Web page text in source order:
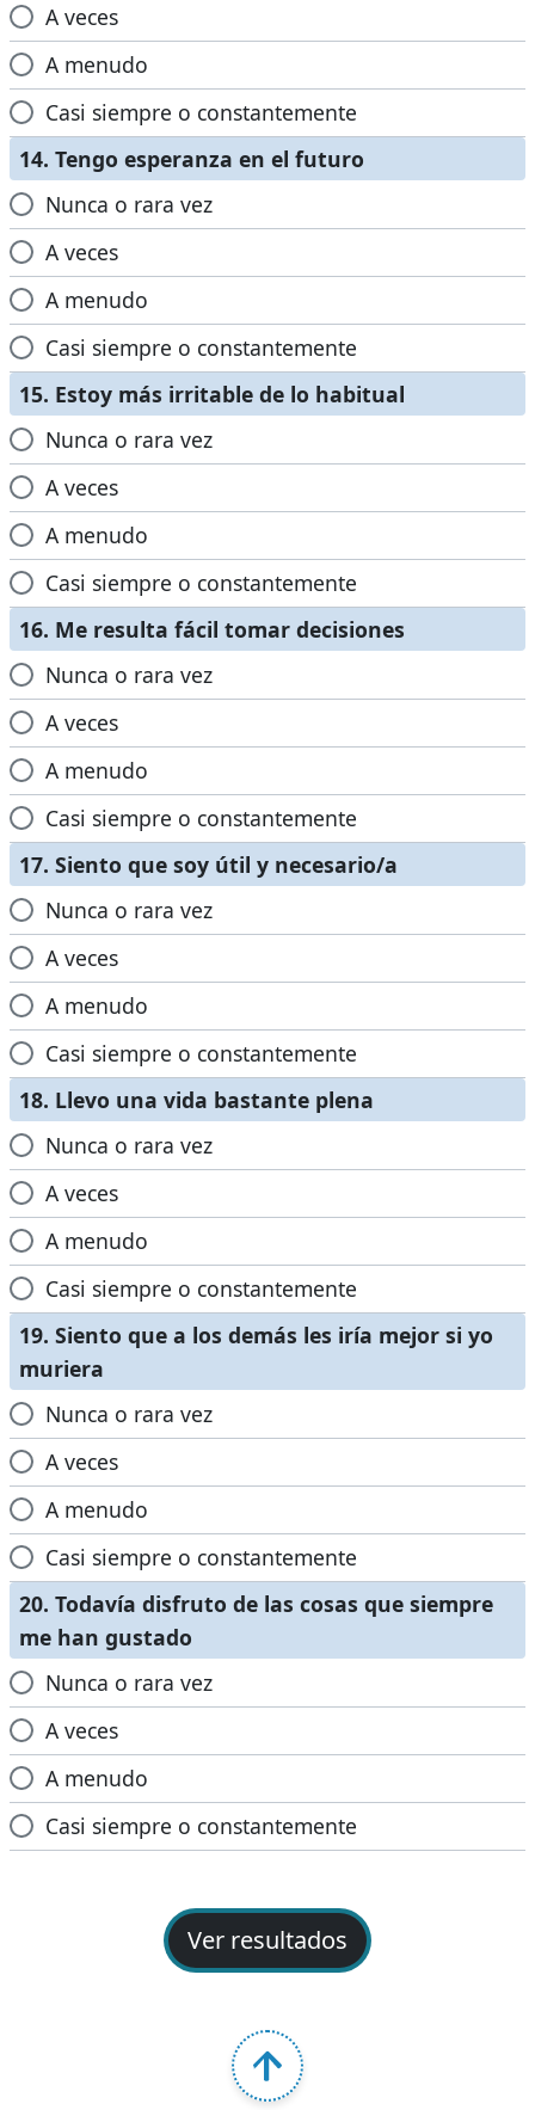
A veces
A menudo
Casi siempre o constantemente
14. Tengo esperanza en el futuro
Nunca o rara vez
A veces
A menudo
Casi siempre o constantemente
15. Estoy más irritable de lo habitual
Nunca o rara vez
A veces
A menudo
Casi siempre o constantemente
16. Me resulta fácil tomar decisiones
Nunca o rara vez
A veces
A menudo
Casi siempre o constantemente
17. Siento que soy útil y necesario/a
Nunca o rara vez
A veces
A menudo
Casi siempre o constantemente
18. Llevo una vida bastante plena
Nunca o rara vez
A veces
A menudo
Casi siempre o constantemente
19. Siento que a los demás les iría mejor si yo
muriera
Nunca o rara vez
A veces
A menudo
Casi siempre o constantemente
20. Todavía disfruto de las cosas que siempre
me han gustado
Nunca o rara vez
A veces
A menudo
Casi siempre o constantemente
Ver resultados